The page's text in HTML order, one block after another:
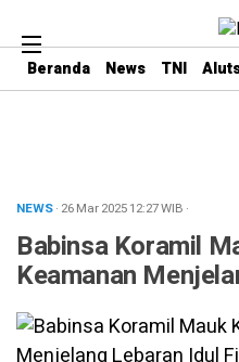
Beranda News TNI
NEWS· 26 Mar 202512:27WIB ·
Babinsa Koramil
Keamanan